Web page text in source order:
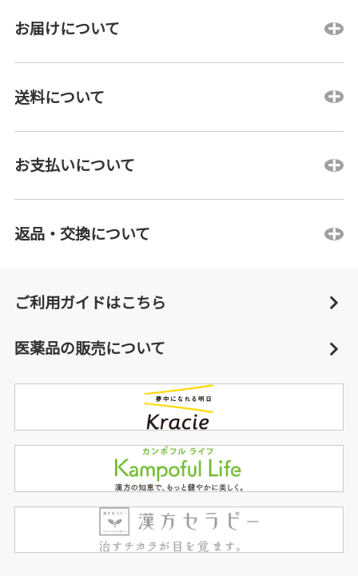
お届けについて
送料について
お支払いについて
返品・交換について
ご利用ガイドはこちら
医薬品の販売について